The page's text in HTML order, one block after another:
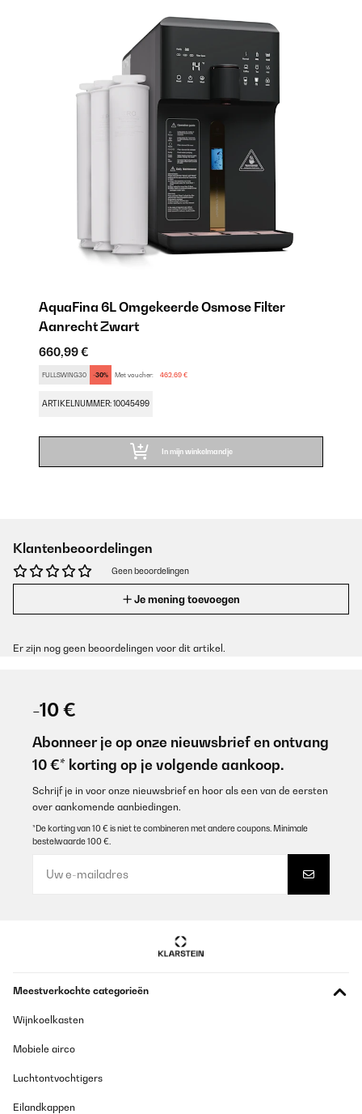
AquaFina 6L Omgekeerde Osmose Filter
Aanrecht Zwart
660,99 €
FULLSWING30 -30% Met voucher: 462,69 €
ARTIKELNUMMER: 10045499
In mijn winkelmandje
Klantenbeoordelingen
Geen beoordelingen
Je mening toevoegen
Er zijn nog geen beoordelingen voor dit artikel.
-10 €
Abonneer je op onze nieuwsbrief en ontvang
10 €* korting op je volgende aankoop.
Schrijf je in voor onze nieuwsbrief en hoor als een van de eersten
over aankomende aanbiedingen.
*De korting van 10 € is niet te combineren met andere coupons. Minimale
bestelwaarde 100 €.
Meestverkochte categorieën
Wijnkoelkasten
Mobiele airco
Luchtontvochtigers
Eilandkappen